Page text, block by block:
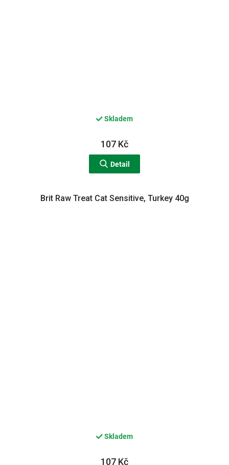
Skladem
107 Kč
Detail
Brit Raw Treat Cat Sensitive, Turkey 40g
Skladem
107 Kč